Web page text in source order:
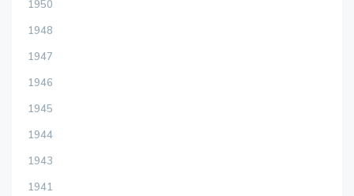
1950
1948
1947
1946
1945
1944
1943
1941